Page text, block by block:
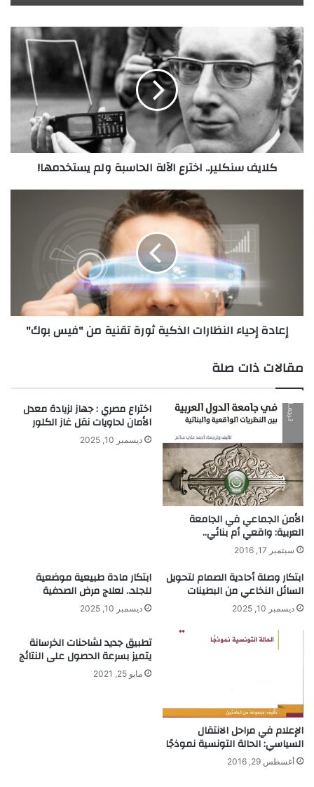
كلايف
سنكلير..
اخترع
الآلة
الحاسبة
ولم
يستخدمها!
كلايف سنكلير.. اخترع الآلة الحاسبة ولم يستخدمها!
بوك"
إعادة إحياء النظارات الذكية ثورة تقنية من "فيس بوك"
مقالات ذات صلة
الأمن الجماعي في الجامعة
العربية: واقعي أم بنائي..
سبتمبر 17, 2016
اختراع مصري : جهاز لزيادة معدل
الأمان لحاويات نقل غاز الكلور
ديسمبر 10, 2025
ابتكار وصلة أحادية الصمام لتحويل
السائل النخاعي من البطينات
ديسمبر 10, 2025
ابتكار مادة طبيعية موضعية
للجلد.. لعلاج مرض الصدفية
ديسمبر 10, 2025
الإعلام في مراحل الانتقال
السياسي: الحالة التونسية نموذجًا
أغسطس 29, 2016
تطبيق جديد لشاحنات الخرسانة
يتميز بسرعة الحصول على النتائج
مايو 25, 2021